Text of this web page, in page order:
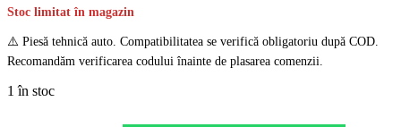
Stoc limitat în magazin
⚠️ Piesă tehnică auto. Compatibilitatea se verifică obligatoriu după COD.
Recomandăm verificarea codului înainte de plasarea comenzii.
1 în stoc